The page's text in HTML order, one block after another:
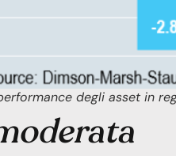
degli asset in